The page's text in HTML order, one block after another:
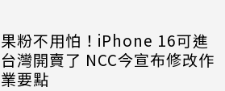
果粉不用怕！iPhone 16可進
台灣開賣了 NCC今宣布修改作
業要點